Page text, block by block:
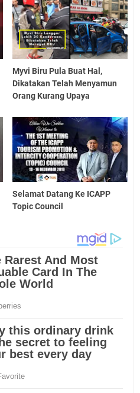
Myvi Biru Pula Buat Hal,
Dikatakan Telah Menyamun
Orang Kurang Upaya
Selamat Datang Ke ICAPP
Topic Council